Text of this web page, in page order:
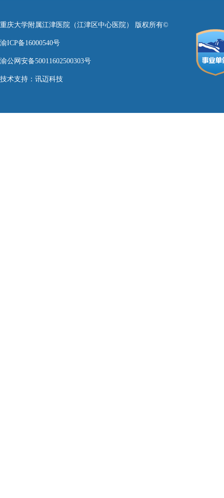
重庆大学附属江津医院（江津区中心医院） 版权所有©
渝ICP备16000540号
渝公网安备50011602500303号
技术支持： 讯迈科技